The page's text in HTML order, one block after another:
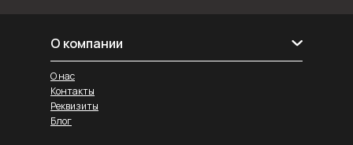
О компании
Реквизиты
Блог
О нас
Контакты